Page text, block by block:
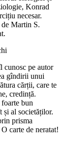
Konrad
necesar.
Martin S.
cunosc pe autor
gîndirii unui
cărții, care te
credință.
bun
și al societăților.
prisma
carte de neratat!